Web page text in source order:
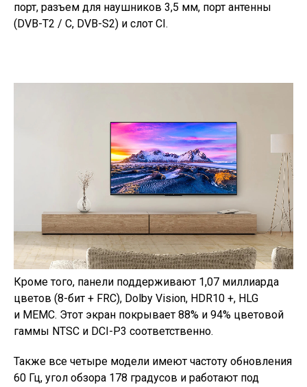
порт, разъем для наушников 3,5 мм, порт антенны
(DVB-T2 / C, DVB-S2) и слот CI.
Кроме того, панели поддерживают 1,07 миллиарда
цветов (8-бит + FRC), Dolby Vision, HDR10 +, HLG
и MEMC. Этот экран покрывает 88% и 94% цветовой
гаммы NTSC и DCI-P3 соответственно.
Также все четыре модели имеют частоту обновления
60 Гц, угол обзора 178 градусов и работают под